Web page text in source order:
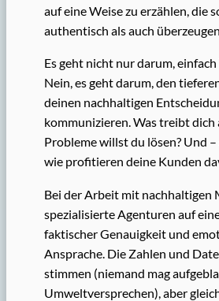
auf eine Weise zu erzählen, die
authentisch als auch
Es geht nicht nur darum, einfach
Nein, es geht darum, den
deinen nachhaltigen
kommunizieren. Was treibt dich
Probleme willst du lösen? Und
wie profitieren deine Kunden
Bei der Arbeit mit nachhaltigen
spezialisierte Agenturen auf
faktischer Genauigkeit und
Ansprache. Die Zahlen und
stimmen (niemand mag
Umweltversprechen), aber